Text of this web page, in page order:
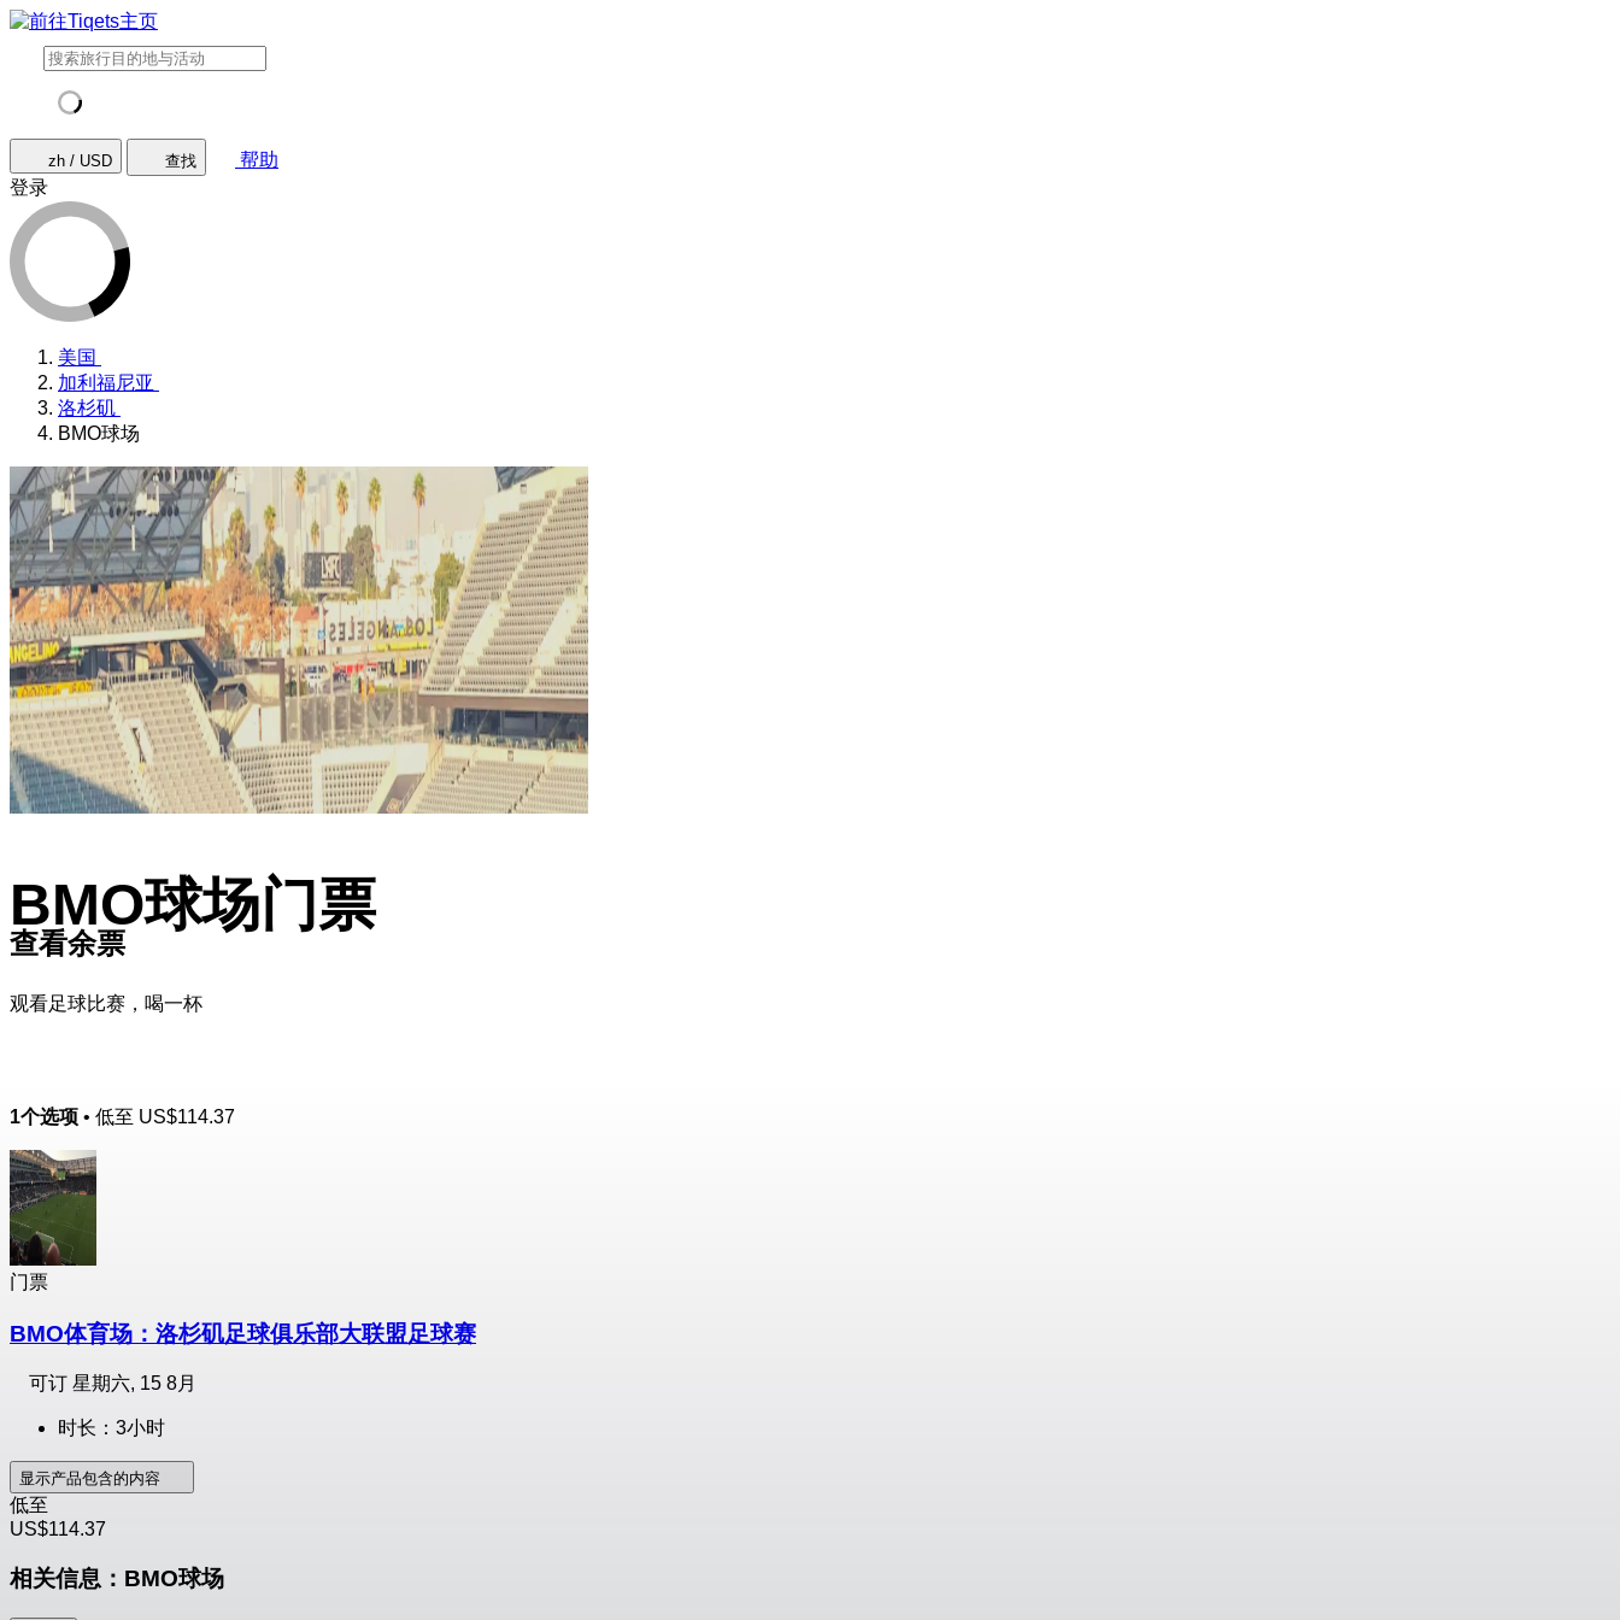
zh / USD 查找
帮助
登录
美国
加利福尼亚
洛杉矶
BMO球场
BMO球场门票
观看足球比赛，喝一杯
查看余票
1个选项 • 低至 US$114.37
门票
BMO体育场：洛杉矶足球俱乐部大联盟足球赛
可订 星期六, 15 8月
时长：3小时
显示产品包含的内容
低至
US$114.37
相关信息：BMO球场